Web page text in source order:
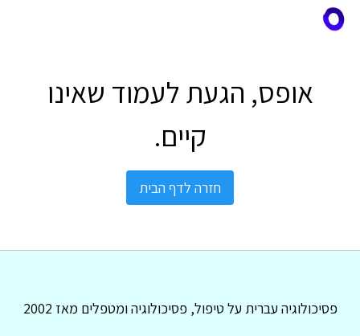
אופס, הגעת לעמוד שאינו
קיים.
חזרה לדף הבית
פסיכולוגיה עברית על טיפול, פסיכולוגיה ומטפלים מאז 2002